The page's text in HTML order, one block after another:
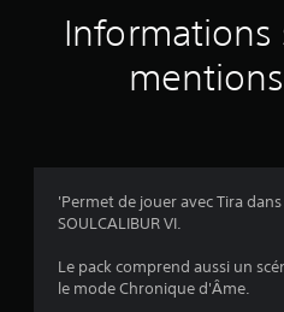
Informations
'Permet de jouer avec Tira
SOULCALIBUR VI.
Le pack comprend aussi un
le mode Chronique d'Âme.